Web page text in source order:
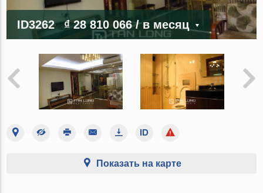
ID3262 ₫ 28 810 066/ в месяц
Показать на карте